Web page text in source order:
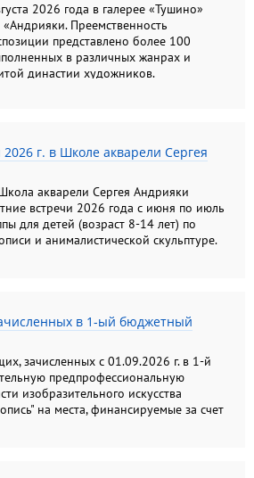
"Композиционный портрет"
2026 года в галерее «Тушино»
«Андрияки. Преемственность
представлено более 100
в различных жанрах и
династии художников.
г. в Школе акварели Сергея
акварели Сергея Андрияки
встречи 2026 года с июня по июль
для детей (возраст 8-14 лет) по
и анималистической скульптуре.
в 1-ый бюджетный
зачисленных с 01.09.2026 г. в 1-й
предпрофессиональную
изобразительного искусства
на места, финансируемые за счет
бюджета.